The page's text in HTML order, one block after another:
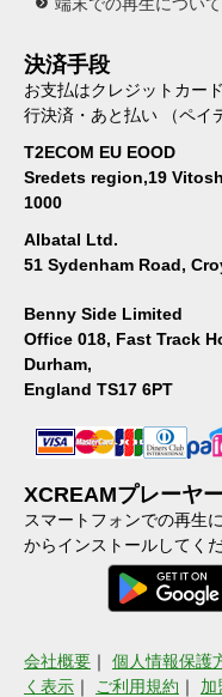
決済手段
お支払はクレジットカー
行決済・あと払い （ペイ
T2ECOM EU EOOD
Sredets region,19
1000
Albatal Ltd.
51 Sydenham Road,
Benny Side Limited
Office 018, Fast Track
Durham,
England TS17 6PT
XCREAMプレーヤ
スマートフォンでの再生
からインストールしてくだ
会社概要 ｜ 個人情報保護
く表示 ｜ ご利用規約 ｜ 加